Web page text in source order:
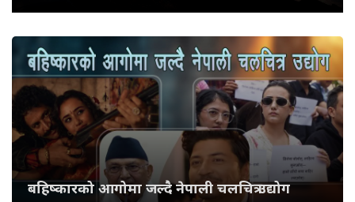
बहिष्कारको आगोमा जल्दै नेपाली चलचित्र उद्योग